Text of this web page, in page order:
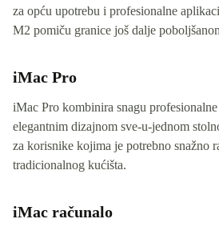
za opću upotrebu i profesionalne
M2 pomiču granice još dalje
iMac Pro
iMac Pro kombinira snagu profesionalne
elegantnim dizajnom sve-u-jednom
za korisnike kojima je potrebno snažno
tradicionalnog kućišta.
iMac računalo